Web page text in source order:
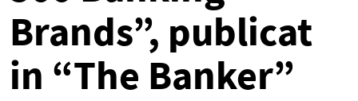
Brands”, publicat
in “The Banker”